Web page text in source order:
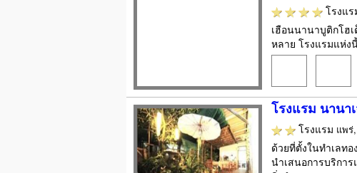
โรงแร
เฮือนนานาบูติกโฮ
หลาย โรงแรมแห่ง
โรงแรม นานา
โรงแรม แพร่
ด้วยที่ตั้งในทำเลท
นำเสนอการบริกา